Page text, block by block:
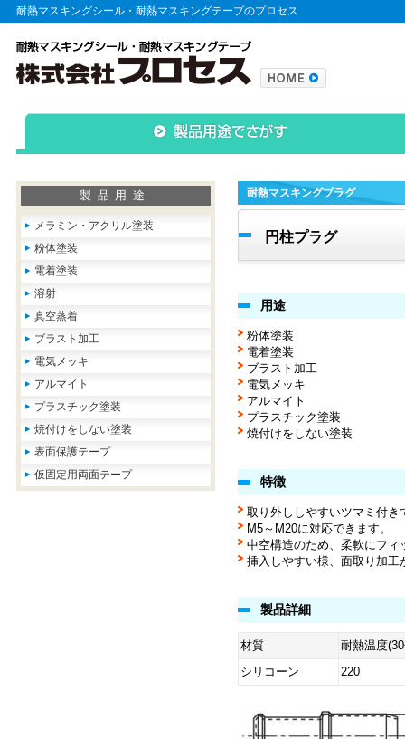
耐熱マスキングシール・耐熱マスキングテープのプロセス
製品用途
メラミン・アクリル塗装
粉体塗装
電着塗装
溶射
真空蒸着
ブラスト加工
電気メッキ
アルマイト
プラスチック塗装
焼付けをしない塗装
表面保護テープ
仮固定用両面テープ
耐熱マスキングプラグ
円柱プラグ
用途
粉体塗装
電着塗装
ブラスト加工
電気メッキ
アルマイト
プラスチック塗装
焼付けをしない塗装
特徴
取り外ししやすいツマミ付き
M5～M20に対応できます。
中空構造のため、柔軟にフィ
挿入しやすい様、面取り加工
製品詳細
材質
耐熱温度
シリコーン
220